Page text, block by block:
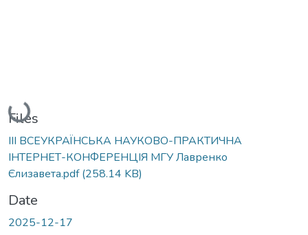
Loading...
Files
ІІІ ВСЕУКРАЇНСЬКА НАУКОВО-ПРАКТИЧНА
ІНТЕРНЕТ-КОНФЕРЕНЦІЯ МГУ Лавренко
Єлизавета.pdf(258.14 KB)
Date
2025-12-17